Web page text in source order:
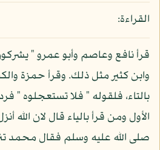
القراءة:
قرأ نافع وعاصم وأبو عمرو "
وابن كثير مثل ذلك. وقرأ حمزة
بالتاء، فلقوله " فلا تستعجلوه "
الأول ومن قرأ بالياء قال لان الله
صلى الله عليه وسلم فقال محمد